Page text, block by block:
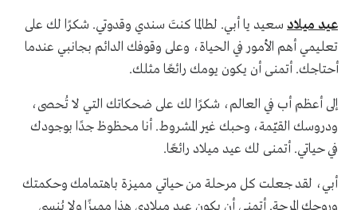
عيد ميلاد سعيد يا أبي. لطالما كنتَ سندي وقدوتي. شكرًا لك على
تعليمي أهم الأمور في الحياة، وعلى وقوفك الدائم بجانبي عندما
أحتاجك. أتمنى أن يكون يومك رائعًا مثلك.
إلى أعظم أب في العالم، شكرًا لك على ضحكاتك التي لا تُحصى،
ودروسك القيّمة، وحبك غير المشروط. أنا محظوظ جدًا بوجودك
في حياتي. أتمنى لك عيد ميلاد رائعًا.
أبي، لقد جعلت كل مرحلة من حياتي مميزة باهتمامك وحكمتك
وروحك المرحة. أتمنى أن يكون عيد ميلادي هذا مميزًا ولا يُنسى